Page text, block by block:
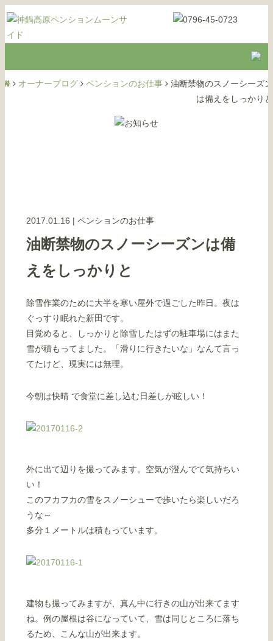
オーナーブログ ペンションのお仕事
油断禁物のスノーシーズン
は備えをしっかりと
2017.01.16 | ペンションのお仕事
油断禁物のスノーシーズンは備
えをしっかりと
除雪作業のために大半を寒い屋外で過ごした昨日。夜は
ぐっすり眠れた新田です。
目覚めると、しっかりと除雪したはずの駐車場にはまた
雪が積もってました。「滑りに行きたいな」なんて言っ
てたけど、現実には無理。
今朝は快晴 で食堂に差し込む日差しが眩しい！
外に出て辺りを撮ってみます。空気が澄んでて気持ちい
い！
このフカフカの雪をスノーシューで歩いたら楽しいだろ
うな～
多分１メートルは積もっています。
建物も撮ってみますが、真ん中に行きの山が出来てます
ね。例の屋根は谷になっていて、雪は同じところに落ち
るため、こんな山が出来ます。